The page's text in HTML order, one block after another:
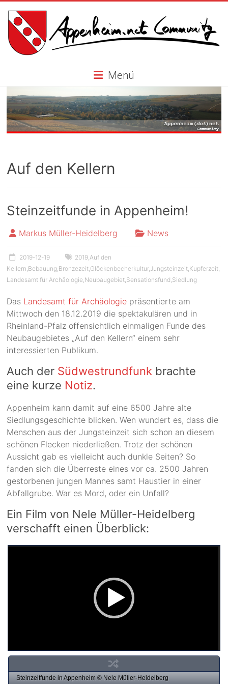
content
Appenheim.net
Community
Menü
Auf den Kellern
Steinzeitfunde in Appenheim!
Markus Müller-Heidelberg News
2019-12-19 2019 Auf den
Kellern Bebauung Bronzezeit Glöckenbecherkultur,Jungsteinzeit Kupferzeit
Landesamt für Archäologie Neubaugebiet Sensationsfund Siedlung
Das Landesamt für Archäologie präsentierte am
Mittwoch den 18.12.2019 die spektakulären und in
Rheinland-Pfalz offensichtlich einmaligen Funde des
Neubaugebietes „Auf den Kellern“ einem sehr
interessierten Publikum.
Auch der Südwestrundfunk brachte
eine kurze Notiz.
Appenheim kann damit auf eine 6500 Jahre alte
Siedlungsgeschichte blicken. Wen wundert es, dass die
Menschen aus der Jungsteinzeit sich schon an diesem
schönen Flecken niederließen. Trotz der schönen
Aussicht gab es vielleicht auch dunkle Seiten? So
fanden sich die Überreste eines vor ca. 2500 Jahren
gestorbenen jungen Mannes samt Haustier in einer
Abfallgrube. War es Mord, oder ein Unfall?
Ein Film von Nele Müller-Heidelberg
verschafft einen Überblick:
Steinzeitfunde in Appenheim © Nele Müller-Heidelberg